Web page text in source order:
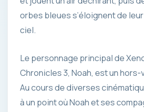
orbes bleues s’éloignent de
ciel.
Le personnage principal de
Chronicles 3, Noah, est un hors-
Au cours de diverses
à un point où Noah et ses